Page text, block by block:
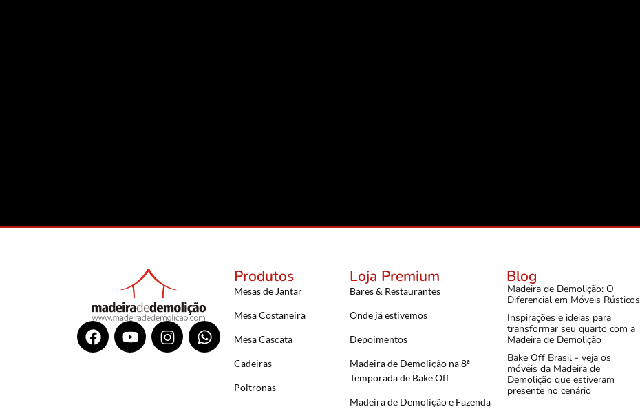
Produtos
Mesas de Jantar
Mesa Costaneira
Mesa Cascata
Cadeiras
Poltronas
Loja Premium
Bares & Restaurantes
Onde já estivemos
Depoimentos
Madeira de Demolição na 8ª
Temporada de Bake Off
Madeira de Demolição e Fazenda
Blog
Madeira de Demolição: O
Diferencial em Móveis Rústicos
Inspirações e ideias para
transformar seu quarto com a
Madeira de Demolição
Bake Off Brasil - veja os
móveis da Madeira de
Demolição que estiveram
presente no cenário